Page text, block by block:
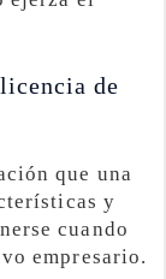
de
que una
y
cuando
empresario.